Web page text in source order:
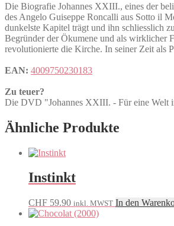
Die Biografie Johannes XXIII., eines der
des Angelo Guiseppe Roncalli aus Sotto il
dunkelste Kapitel trägt und ihn schliesslich
Begründer der Ökumene und als wirklicher
revolutionierte die Kirche. In seiner Zeit als
EAN: 4009750230183
Zu teuer?
Die DVD "Johannes XXIII. - Für eine Welt
Ähnliche Produkte
Instinkt
CHF 59.90 inkl. MWST In den